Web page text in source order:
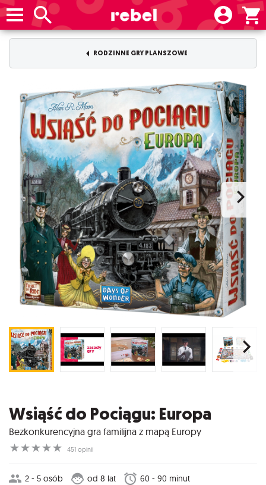
RODZINNE GRY PLANSZOWE
Wsiąść do Pociągu: Europa
Bezkonkurencyjna gra familijna z mapą Europy
☆
☆
☆
☆
☆ 451 opinii
2 - 5 osób od 8 lat
60 - 90 minut